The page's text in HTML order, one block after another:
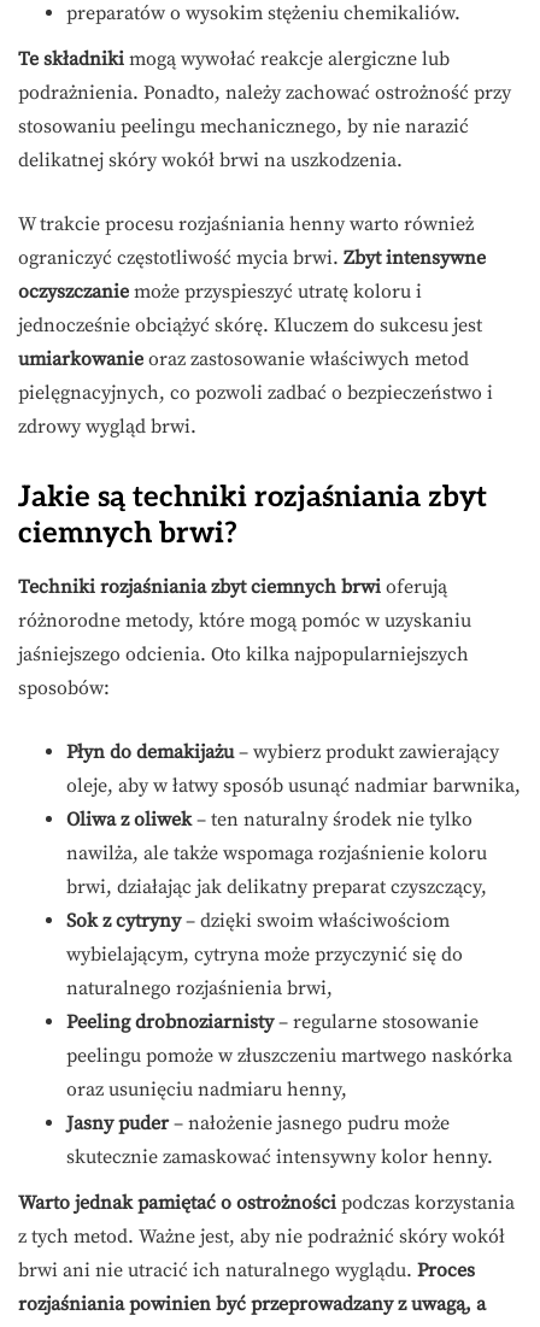
preparatów o wysokim stężeniu chemikaliów.
Te składniki mogą wywołać reakcje alergiczne lub
podrażnienia. Ponadto, należy zachować ostrożność przy
stosowaniu peelingu mechanicznego, by nie narazić
delikatnej skóry wokół brwi na uszkodzenia.
W trakcie procesu rozjaśniania henny warto również
ograniczyć częstotliwość mycia brwi. Zbyt intensywne
oczyszczanie może przyspieszyć utratę koloru i
jednocześnie obciążyć skórę. Kluczem do sukcesu jest
umiarkowanie oraz zastosowanie właściwych metod
pielęgnacyjnych, co pozwoli zadbać o bezpieczeństwo i
zdrowy wygląd brwi.
Jakie są techniki rozjaśniania zbyt
ciemnych brwi?
Techniki rozjaśniania zbyt ciemnych brwi oferują
różnorodne metody, które mogą pomóc w uzyskaniu
jaśniejszego odcienia. Oto kilka najpopularniejszych
sposobów:
Płyn do demakijażu– wybierz produkt zawierający
oleje, aby w łatwy sposób usunąć nadmiar barwnika,
Oliwa z oliwek– ten naturalny środek nie tylko
nawilża, ale także wspomaga rozjaśnienie koloru
brwi, działając jak delikatny preparat czyszczący,
Sok z cytryny– dzięki swoim właściwościom
wybielającym, cytryna może przyczynić się do
naturalnego rozjaśnienia brwi,
Peeling drobnoziarnisty– regularne stosowanie
peelingu pomoże w złuszczeniu martwego naskórka
oraz usunięciu nadmiaru henny,
Jasny puder– nałożenie jasnego pudru może
skutecznie zamaskować intensywny kolor henny.
Warto jednak pamiętać o ostrożności podczas korzystania
z tych metod. Ważne jest, aby nie podrażnić skóry wokół
brwi ani nie utracić ich naturalnego wyglądu. Proces
rozjaśniania powinien być przeprowadzany z uwagą, a